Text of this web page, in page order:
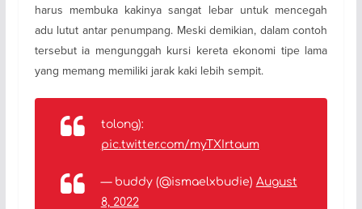
harus membuka kakinya sangat lebar untuk mencegah
adu lutut antar penumpang. Meski demikian, dalam contoh
tersebut ia mengunggah kursi kereta ekonomi tipe lama
yang memang memiliki jarak kaki lebih sempit.
tolong):
pic.twitter.com/myTXIrtaum
— buddy (@ismaelxbudie) August
8, 2022